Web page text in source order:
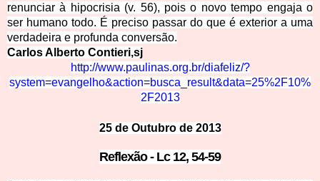
renunciar à hipocrisia (v. 56), pois o novo tempo engaja o
ser humano todo. É preciso passar do que é exterior a uma
verdadeira e profunda conversão.
Carlos Alberto Contieri,sj
http://www.paulinas.org.br/diafeliz/?
system=evangelho&action=busca_result&data=25%2F10%
2F2013
25 de Outubro de 2013
Reflexão - Lc 12, 54-59